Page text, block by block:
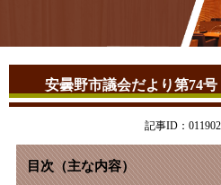
安曇野市議会だより第74号
記事ID：
目次（主な内容）